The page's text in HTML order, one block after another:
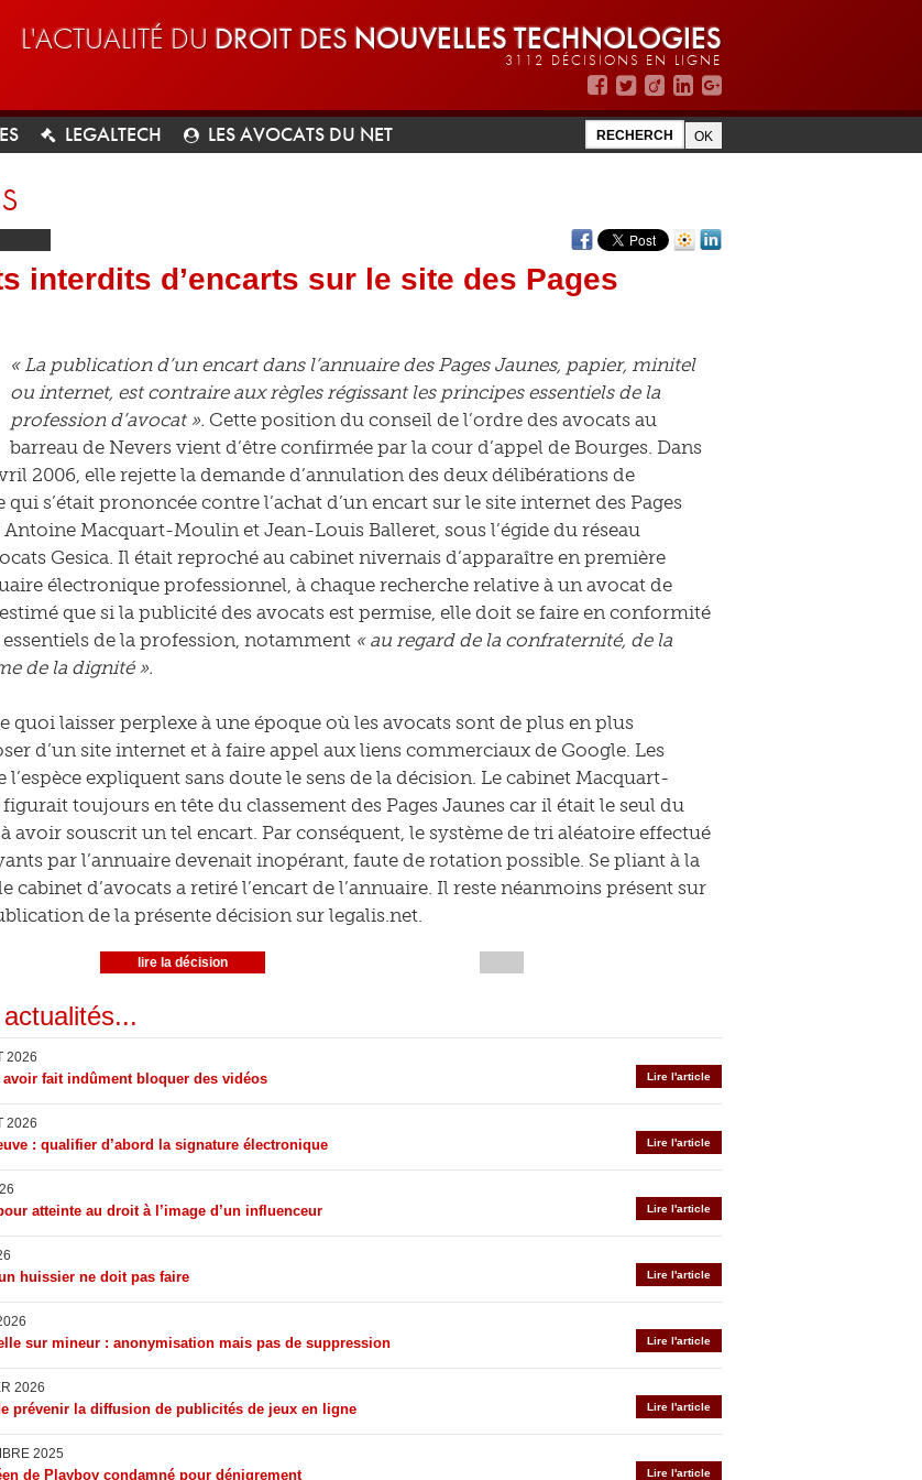
L'ACTUALITÉ DU DROIT DES NOUVELLES TECHNOLOGIES
3112 DÉCISIONS EN LIGNE
LEGALTECH LES AVOCATS DU NET
interdits d’encarts sur le site des Pages
« La publication d’un encart dans l’annuaire des Pages Jaunes, papier, minitel
ou internet, est contraire aux règles régissant les principes essentiels de la
profession d’avocat ». Cette position du conseil de l’ordre des avocats au
barreau de Nevers vient d’être confirmée par la cour d’appel de Bourges. Dans
2006, elle rejette la demande d’annulation des deux délibérations de
qui s’était prononcée contre l’achat d’un encart sur le site internet des Pages
Antoine Macquart-Moulin et Jean-Louis Balleret, sous l’égide du réseau
Gesica. Il était reproché au cabinet nivernais d’apparaître en première
électronique professionnel, à chaque recherche relative à un avocat de
que si la publicité des avocats est permise, elle doit se faire en conformité
de la profession, notamment « au regard de la confraternité, de la
de la dignité ».
quoi laisser perplexe à une époque où les avocats sont de plus en plus
d’un site internet et à faire appel aux liens commerciaux de Google. Les
expliquent sans doute le sens de la décision. Le cabinet Macquart-
toujours en tête du classement des Pages Jaunes car il était le seul du
avoir souscrit un tel encart. Par conséquent, le système de tri aléatoire effectué
par l’annuaire devenait inopérant, faute de rotation possible. Se pliant à la
cabinet d’avocats a retiré l’encart de l’annuaire. Il reste néanmoins présent sur
de la présente décision sur legalis.net.
lire la décision
2026
Lire l'article
avoir fait indûment bloquer des vidéos
2026
Lire l'article
: qualifier d’abord la signature électronique
Lire l'article
atteinte au droit à l’image d’un influenceur
Lire l'article
huissier ne doit pas faire
Lire l'article
sur mineur : anonymisation mais pas de suppression
2026
Lire l'article
prévenir la diffusion de publicités de jeux en ligne
2025
Lire l'article
de Playboy condamné pour dénigrement